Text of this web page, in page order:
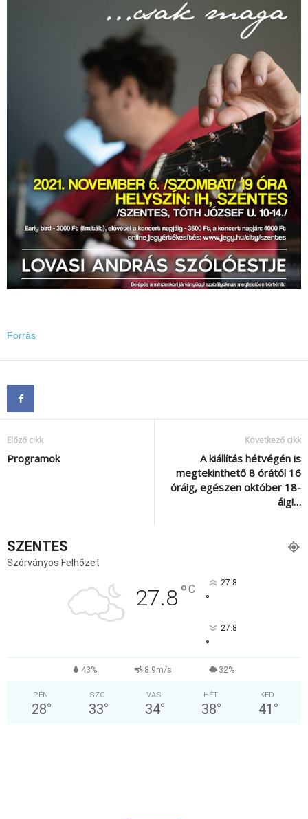
Forrás
Előző cikk
Programok
Következő cikk
A kiállítás hétvégén is
megtekinthető 8 órától 16
óráig, egészen október 18-
áig!…
SZENTES
Szórványos Felhőzet
27.8°C 27.8
°
27.8
°
43% 8.9m/s 32%
PÉN
28°
SZO
33°
VAS
34°
HÉT
38°
KED
41 °